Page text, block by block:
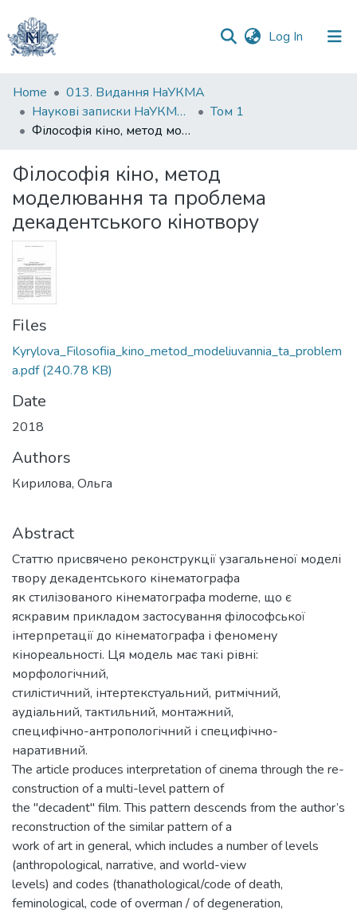
Log In (current)
Communities
&
Collections
Statistics
Home
013. Видання НаУКМА
Наукові записки НаУКМА. Історія і теорія культури
Том 1
Філософія кіно, метод моделювання та проблема декадентського кінотвору
Філософія кіно, метод
моделювання та проблема
декадентського кінотвору
Files
Kyrylova_Filosofiia_kino_metod_modeliuvannia_ta_problem
a.pdf(240.78 KB)
Date
2018
Authors
Кирилова, Ольга
Abstract
Статтю присвячено реконструкції узагальненої моделі
твору декадентського кінематографа
як стилізованого кінематографа moderne, що є
яскравим прикладом застосування філософської
інтерпретації до кінематографа і феномену
кінореальності. Ця модель має такі рівні:
морфологічний,
стилістичний, інтертекстуальний, ритмічний,
аудіальний, тактильний, монтажний,
специфічно-антропологічний і специфічно-
наративний.
The article produces interpretation of cinema through the re-
construction of a multi-level pattern of
the "decadent" film. This pattern descends from the author’s
reconstruction of the similar pattern of a
work of art in general, which includes a number of levels
(anthropological, narrative, and world-view
levels) and codes (thanathological/code of death,
feminological, code of overman / of degeneration,